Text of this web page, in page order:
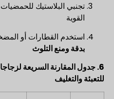
تجنبي البلاستيك
القوية
استخدم القطارات أو
بدقة ومنع التلوث
6. جدول المقارنة السريعة
للتعبئة والتغليف